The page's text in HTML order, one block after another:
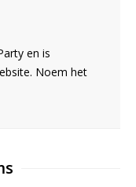
en is
Noem het